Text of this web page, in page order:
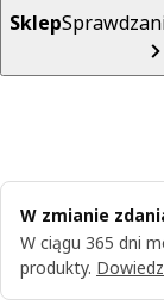
Sklep
W zmianie
W ciągu 365 dni
produkty.